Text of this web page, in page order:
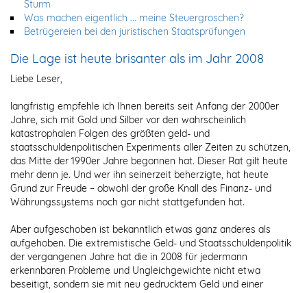
Sturm
Was machen eigentlich ... meine Steuergroschen?
Betrügereien bei den juristischen Staatsprüfungen
Die Lage ist heute brisanter als im Jahr 2008
Liebe Leser,
langfristig empfehle ich Ihnen bereits seit Anfang der 2000er
Jahre, sich mit Gold und Silber vor den wahrscheinlich
katastrophalen Folgen des größten geld- und
staatsschuldenpolitischen Experiments aller Zeiten zu schützen,
das Mitte der 1990er Jahre begonnen hat. Dieser Rat gilt heute
mehr denn je. Und wer ihn seinerzeit beherzigte, hat heute
Grund zur Freude – obwohl der große Knall des Finanz- und
Währungssystems noch gar nicht stattgefunden hat.
Aber aufgeschoben ist bekanntlich etwas ganz anderes als
aufgehoben. Die extremistische Geld- und Staatsschuldenpolitik
der vergangenen Jahre hat die in 2008 für jedermann
erkennbaren Probleme und Ungleichgewichte nicht etwa
beseitigt, sondern sie mit neu gedrucktem Geld und einer